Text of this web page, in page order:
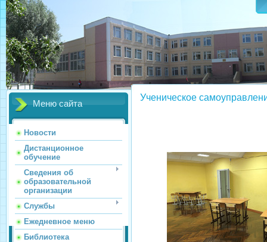
Меню сайта
Новости
Дистанционное
обучение
Сведения об
образовательной
организации
Службы
Ежедневное меню
Библиотека
Ученическое